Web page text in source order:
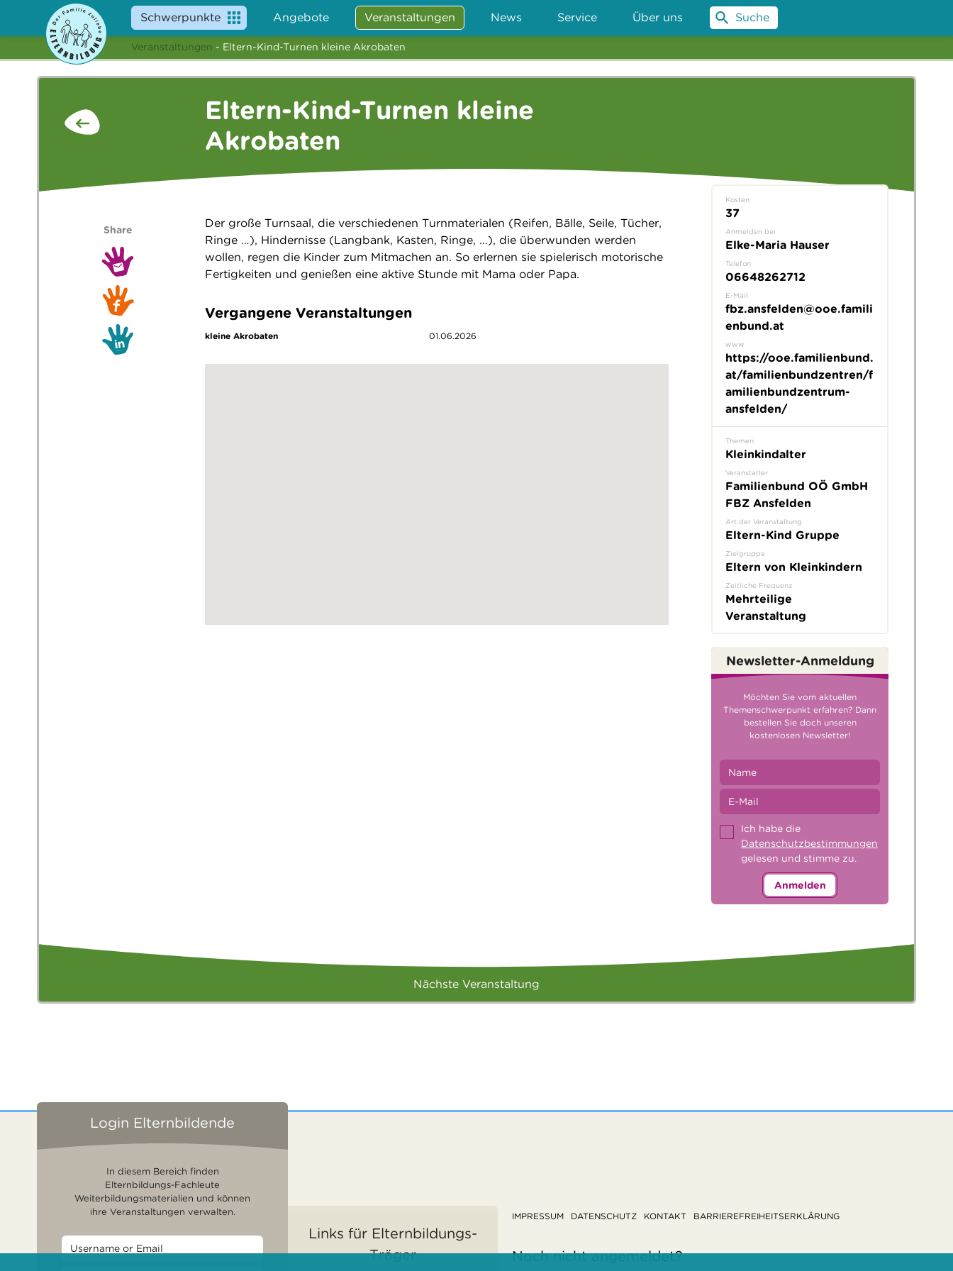
Schwerpunkte Angebote Veranstaltungen News Service Über uns Suche
Veranstaltungen - Eltern-Kind-Turnen kleine Akrobaten
Eltern-Kind-Turnen kleine
Akrobaten
Der große Turnsaal, die verschiedenen Turnmaterialen (Reifen, Bälle, Seile, Tücher,
Ringe …), Hindernisse (Langbank, Kasten, Ringe, …), die überwunden werden
wollen, regen die Kinder zum Mitmachen an. So erlernen sie spielerisch motorische
Fertigkeiten und genießen eine aktive Stunde mit Mama oder Papa.
Vergangene Veranstaltungen
kleine Akrobaten 01.06.2026
Share
Kosten
37
Anmelden bei
Elke-Maria Hauser
Telefon
06648262712
E-Mail
fbz.ansfelden@ooe.famili
enbund.at
www
https://ooe.familienbund.
at/familienbundzentren/f
amilienbundzentrum-
ansfelden/
Themen
Kleinkindalter
Veranstalter
Familienbund OÖ GmbH
FBZ Ansfelden
Art der Veranstaltung
Eltern-Kind Gruppe
Zielgruppe
Eltern von Kleinkindern
Zeitliche Frequenz
Mehrteilige
Veranstaltung
Newsletter-Anmeldung
Möchten Sie vom aktuellen
Themenschwerpunkt erfahren? Dann
bestellen Sie doch unseren
kostenlosen Newsletter!
Ich habe die
Datenschutzbestimmungen
gelesen und stimme zu.
Anmelden
Nächste Veranstaltung
Login Elternbildende
In diesem Bereich finden
Elternbildungs-Fachleute
Weiterbildungsmaterialien und können
ihre Veranstaltungen verwalten.
Links für Elternbildungs-
Träger
IMPRESSUM DATENSCHUTZ KONTAKT BARRIEREFREIHEITSERKLÄRUNG
Noch nicht angemeldet?